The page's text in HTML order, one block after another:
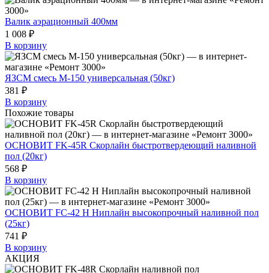
Валик аэрационный 400мм
1 008 ₽
В корзину
ЯЗСМ смесь М-150 универсальная (50кг)
381 ₽
В корзину
Похожие товары
ОСНОВИТ FK-45R Скорлайн быстротвердеющий наливной
пол (20кг)
568 ₽
В корзину
ОСНОВИТ FC-42 Н Ниплайн высокопрочный наливной пол
(25кг)
741 ₽
В корзину
АКЦИЯ